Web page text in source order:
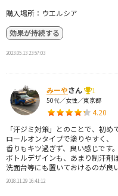
購入場所：ウエルシア
効果が持続する
2023.05.13 23:57:03
みーやさん
1
50代／女性／東京都
4.20
「汗ジミ対策」とのことで、初め
ロールオンタイプで塗りやすく、
香りもキツ過ぎず、良い感じです。
ボトルデザインも、あまり制汗剤
洗面台等にも置いておけるのが良い
2018.11.29 16:41:12